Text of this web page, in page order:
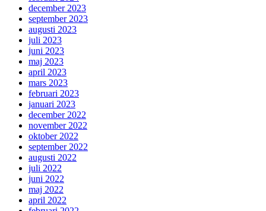
december 2023
september 2023
augusti 2023
juli 2023
juni 2023
maj 2023
april 2023
mars 2023
februari 2023
januari 2023
december 2022
november 2022
oktober 2022
september 2022
augusti 2022
juli 2022
juni 2022
maj 2022
april 2022